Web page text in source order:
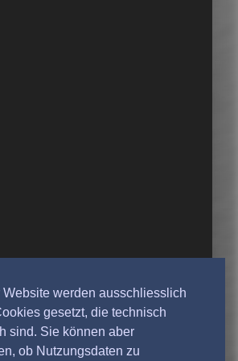
Website werden ausschliesslich
gesetzt, die technisch
sind. Sie können aber
ob Nutzungsdaten zu